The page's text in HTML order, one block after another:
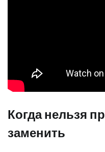
Когда нельзя
заменить